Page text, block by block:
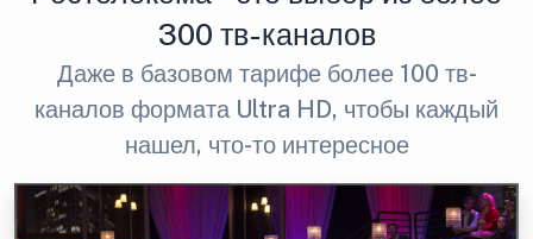
300 тв-каналов
Даже в базовом тарифе более 100 тв-
каналов формата Ultra HD, чтобы каждый
нашел, что-то интересное